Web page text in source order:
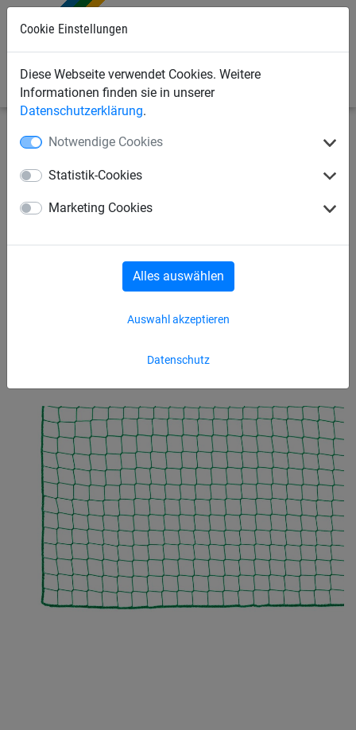
Cookie Einstellungen
Diese Webseite verwendet Cookies. Weitere
Informationen finden sie in unserer
Datenschutzerklärung.
Notwendige Cookies
Statistik-Cookies
Marketing Cookies
Datenschutz
Auswahl akzeptieren
Alles auswählen
Sonderanfertigung Abdecknetze nach Maß
Netz aus PP, ø 2,3 mm,
Maschenweite 45 mm, feste
Breite: 3 m